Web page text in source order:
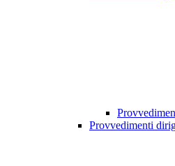
Provvedimenti